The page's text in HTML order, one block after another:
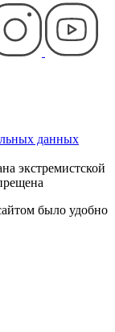
данных
экстремистской
было удобно